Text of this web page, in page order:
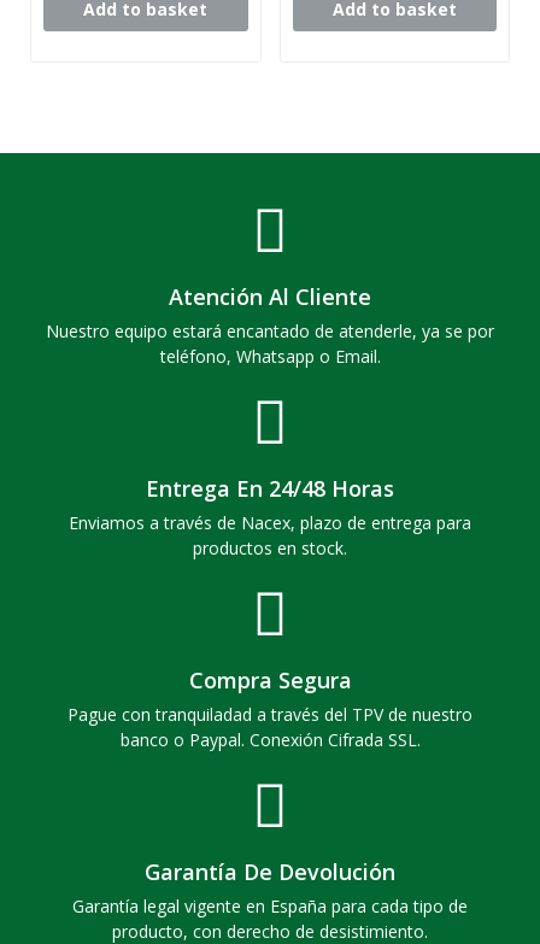
Add to basket Add to basket
Atención Al Cliente
Nuestro equipo estará encantado de atenderle, ya se por
teléfono, Whatsapp o Email.
Entrega En 24/48 Horas
Enviamos a través de Nacex, plazo de entrega para
productos en stock.
Compra Segura
Pague con tranquiladad a través del TPV de nuestro
banco o Paypal. Conexión Cifrada SSL.
Garantía De Devolución
Garantía legal vigente en España para cada tipo de
producto, con derecho de desistimiento.